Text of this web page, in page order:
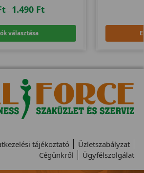
– 1.490 Ft
választása
tájékoztató
Üzletszabályzat
Cégünkről
Ügyfélszolgálat